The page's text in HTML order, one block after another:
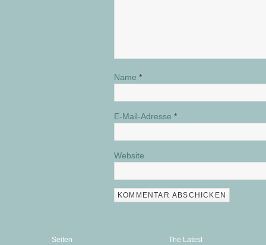
Name *
E-Mail-Adresse *
Website
Seiten The Latest